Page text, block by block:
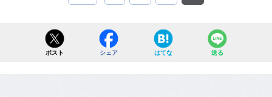
ポスト シェア はてな 送る